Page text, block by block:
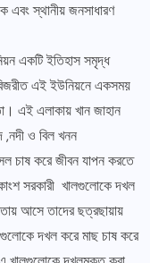
এবং স্থানীয় জনসাধারণ
একটি ইতিহাস সমৃদ্ধ
এই ইউনিয়নে একসময়
এই এলাকায় খান জাহান
ও বিল খনন
চাষ করে জীবন যাপন করতে
সরকারী খালগুলোকে দখল
আসে তাদের ছত্রছায়ায়
দখল করে মাছ চাষ করে